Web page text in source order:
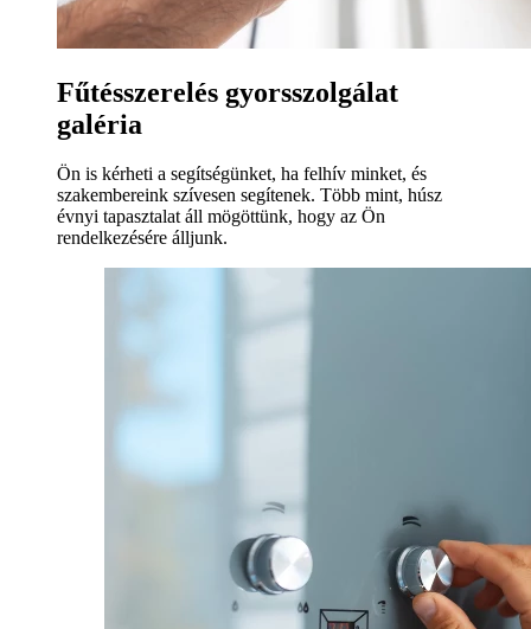
Fűtésszerelés gyorsszolgálat
galéria
Ön is kérheti a segítségünket, ha felhív minket, és
szakembereink szívesen segítenek. Több mint, húsz
évnyi tapasztalat áll mögöttünk, hogy az Ön
rendelkezésére álljunk.